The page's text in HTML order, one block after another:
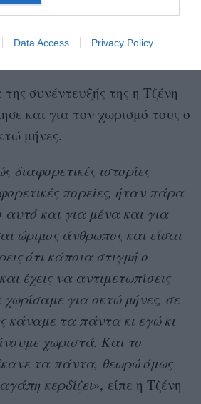
Data Access Privacy Policy
κερδίζει
συνέντευξής της η Τζένη
και για τον χωρισμό τους ο
μήνες.
διαφορετικές ιστορίες
πορείες, ήταν πάρα
αυτό και για μένα και για
ώριμος άνθρωπος και είσαι
ότι κάποια στιγμή ο
έχεις να αντιμετωπίσεις
για οκτώ μήνες, σε
κάναμε τα πάντα κι εγώ κι
χωριστά. Και το
τα πάντα, θεωρώ όμως
κερδίζει», είπε η Τζένη